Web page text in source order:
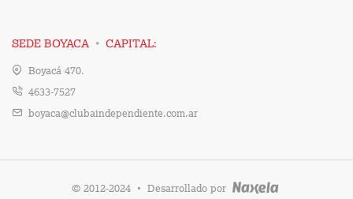
SEDE BOYACA · CAPITAL:
Boyacá 470.
4633-7527
boyaca@clubaindependiente.com.ar
© 2012-2024 · Desarrollado por